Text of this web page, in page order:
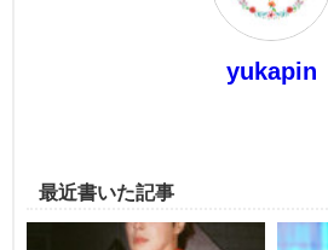
yukapin
最近書いた記事